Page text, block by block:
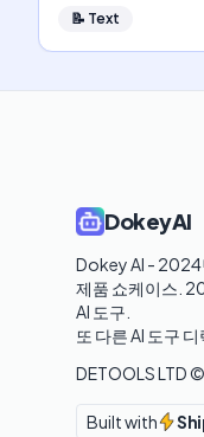
📝 Text
DokeyAI
Dokey AI - 2024
제품 쇼케이스.
AI 도구.
또 다른 AI 도구
DETOOLS LTD ©
Built with